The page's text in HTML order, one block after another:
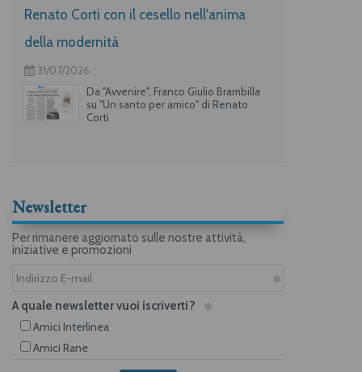
Renato Corti con il cesello nell'anima
della modernità
31/07/2026
Da "Avvenire", Franco Giulio Brambilla
su "Un santo per amico" di Renato
Corti
Newsletter
Per rimanere aggiornato sulle nostre attività,
iniziative e promozioni
A quale newsletter vuoi iscriverti?
Amici Interlinea
Amici Rane